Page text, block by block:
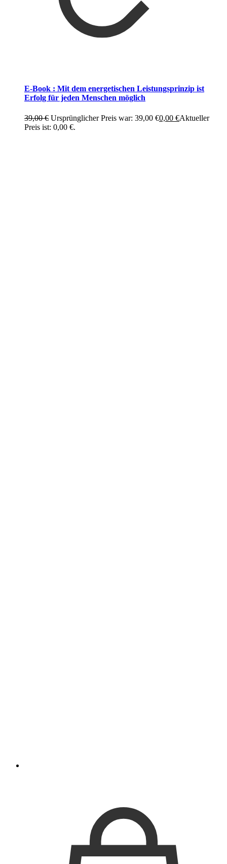
E-Book : Mit dem energetischen Leistungsprinzip ist
Erfolg für jeden Menschen möglich
39,00€ Ursprünglicher Preis war: 39,00 €0,00 €Aktueller
Preis ist: 0,00 €.